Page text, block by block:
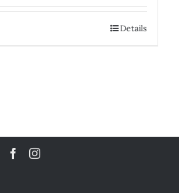
Details